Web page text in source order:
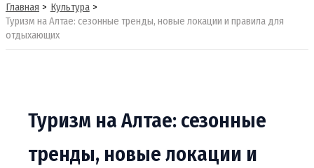
Главная
Культура
Туризм на Алтае: сезонные тренды, новые локации и правила для
отдыхающих
Туризм на Алтае: сезонные
тренды, новые локации и